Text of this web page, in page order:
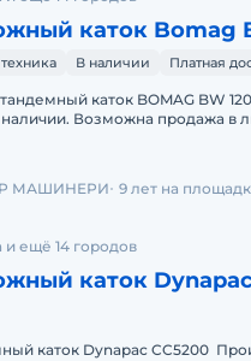
каток Bomag
В наличии Платная
каток BOMAG BW
Возможна продажа в
МАШИНЕРИ 9 лет на
и ещё 14 городов
каток
Dynapac CC5200 Производство - Швеция / КНР Год